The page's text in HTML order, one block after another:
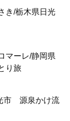
き/栃木県日光
マーレ/静岡県
り旅
市 源泉かけ流